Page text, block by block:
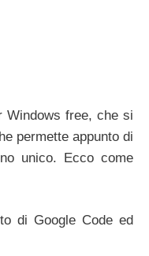
Windows free, che si
permette appunto di
unico. Ecco come
di Google Code ed